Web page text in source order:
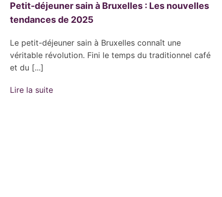
Petit-déjeuner sain à Bruxelles : Les nouvelles
tendances de 2025
Le petit-déjeuner sain à Bruxelles connaît une
véritable révolution. Fini le temps du traditionnel café
et du [...]
Lire la suite